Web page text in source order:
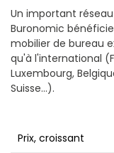
Un important
Buronomic
mobilier de bureau
qu'à l'international
Luxembourg,
Suisse...).
Prix, croissant